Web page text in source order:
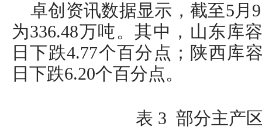
卓创资讯数据显示，截至5月
为336.48万吨。其中，山东库
日下跌4.77个百分点；陕西库
日下跌6.20个百分点。
表 3 部分主产